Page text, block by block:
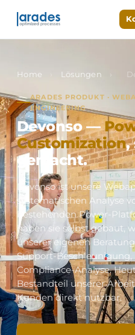
Home Lösungen ›
ARADES PRODUKT ·
ENGINEERING
Devonso —
Customization,
gemacht.
Devonso ist unsere
systematischen Analyse
bestehenden Power-
haben sie selbst gebaut,
unserer eigenen
Support-
Compliance-Analyse.
Bestandteil unserer
Kunden direkt nutzbar.